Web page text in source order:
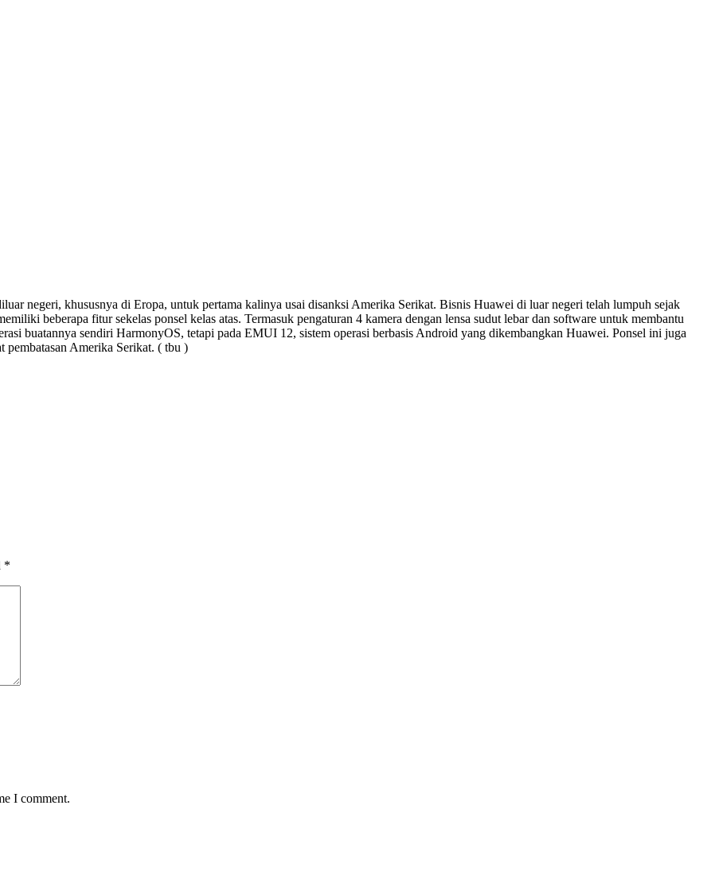
negeri, khususnya di Eropa, untuk pertama kalinya usai disanksi Amerika Serikat. Bisnis Huawei di luar negeri telah lumpuh sejak
beberapa fitur sekelas ponsel kelas atas. Termasuk pengaturan 4 kamera dengan lensa sudut lebar dan software untuk membantu
buatannya sendiri HarmonyOS, tetapi pada EMUI 12, sistem operasi berbasis Android yang dikembangkan Huawei. Ponsel ini juga
Amerika Serikat. ( tbu )
*
I comment.